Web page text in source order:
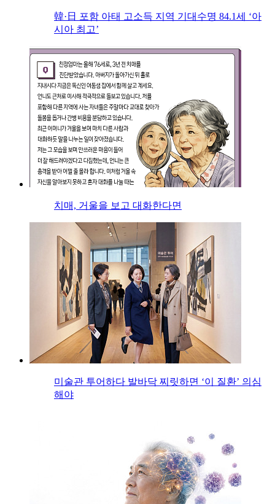
韓·日 포함 아태 고소득 지역 기대수명 84.1세 ‘아
시아 최고’
치매, 거울을 보고 대화한다면
미술관 투어하다 발바닥 찌릿하면 ‘이 질환’ 의심
해야